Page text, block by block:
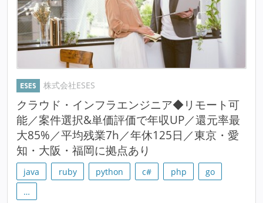
株式会社ESES
クラウド・インフラエンジニア◆リモート可
能／案件選択&単価評価で年収UP／還元率最
大85%／平均残業7h／年休125日／東京・愛
知・大阪・福岡に拠点あり
java ruby python c# php
go
…